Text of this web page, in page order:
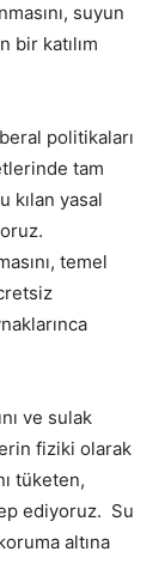
suyun
katılım
politikaları
tam
kılan yasal
temel
ve sulak
fiziki olarak
tüketen,
ediyoruz. Su
altına